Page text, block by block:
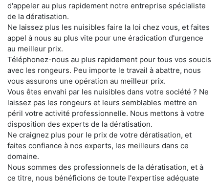
d'appeler au plus rapidement notre entreprise spécialiste
de la dératisation.
Ne laissez plus les nuisibles faire la loi chez vous, et faites
appel à nous au plus vite pour une éradication d'urgence
au meilleur prix.
Téléphonez-nous au plus rapidement pour tous vos soucis
avec les rongeurs. Peu importe le travail à abattre, nous
vous assurons une opération au meilleur prix.
Vous êtes envahi par les nuisibles dans votre société ? Ne
laissez pas les rongeurs et leurs semblables mettre en
péril votre activité professionnelle. Nous mettons à votre
disposition des experts de la dératisation.
Ne craignez plus pour le prix de votre dératisation, et
faites confiance à nos experts, les meilleurs dans ce
domaine.
Nous sommes des professionnels de la dératisation, et à
ce titre, nous bénéficions de toute l'expertise adéquate